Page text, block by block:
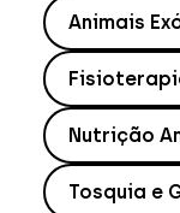
Animais
Nutrição
Tosquia e